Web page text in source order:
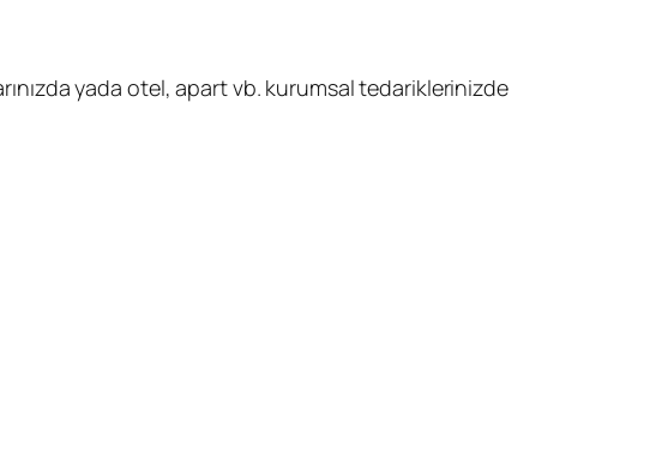
yada otel, apart vb. kurumsal tedariklerinizde